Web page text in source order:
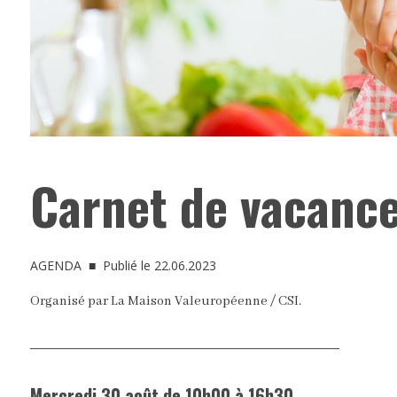
Carnet de
AGENDA■ Publié le 22.06.2023
Organisé par La Maison Valeuropéenne / CSI.